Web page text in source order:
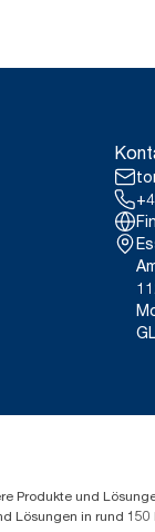
Produkte und
Lösungen in rund